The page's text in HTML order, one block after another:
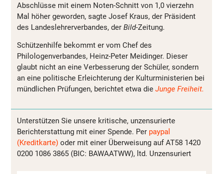
Abschlüsse mit einem Noten-Schnitt von 1,0 vierzehn
Mal höher geworden, sagte Josef Kraus, der Präsident
des Landeslehrerverbandes, der Bild-Zeitung.
Schützenhilfe bekommt er vom Chef des
Philologenverbandes, Heinz-Peter Meidinger. Dieser
glaubt nicht an eine Verbesserung der Schüler, sondern
an eine politische Erleichterung der Kulturministerien bei
mündlichen Prüfungen, berichtet etwa die Junge Freiheit.
Unterstützen Sie unsere kritische, unzensurierte
Berichterstattung mit einer Spende. Per paypal
(Kreditkarte) oder mit einer Überweisung auf AT58 1420
0200 1086 3865 (BIC: BAWAATWW), ltd. Unzensuriert